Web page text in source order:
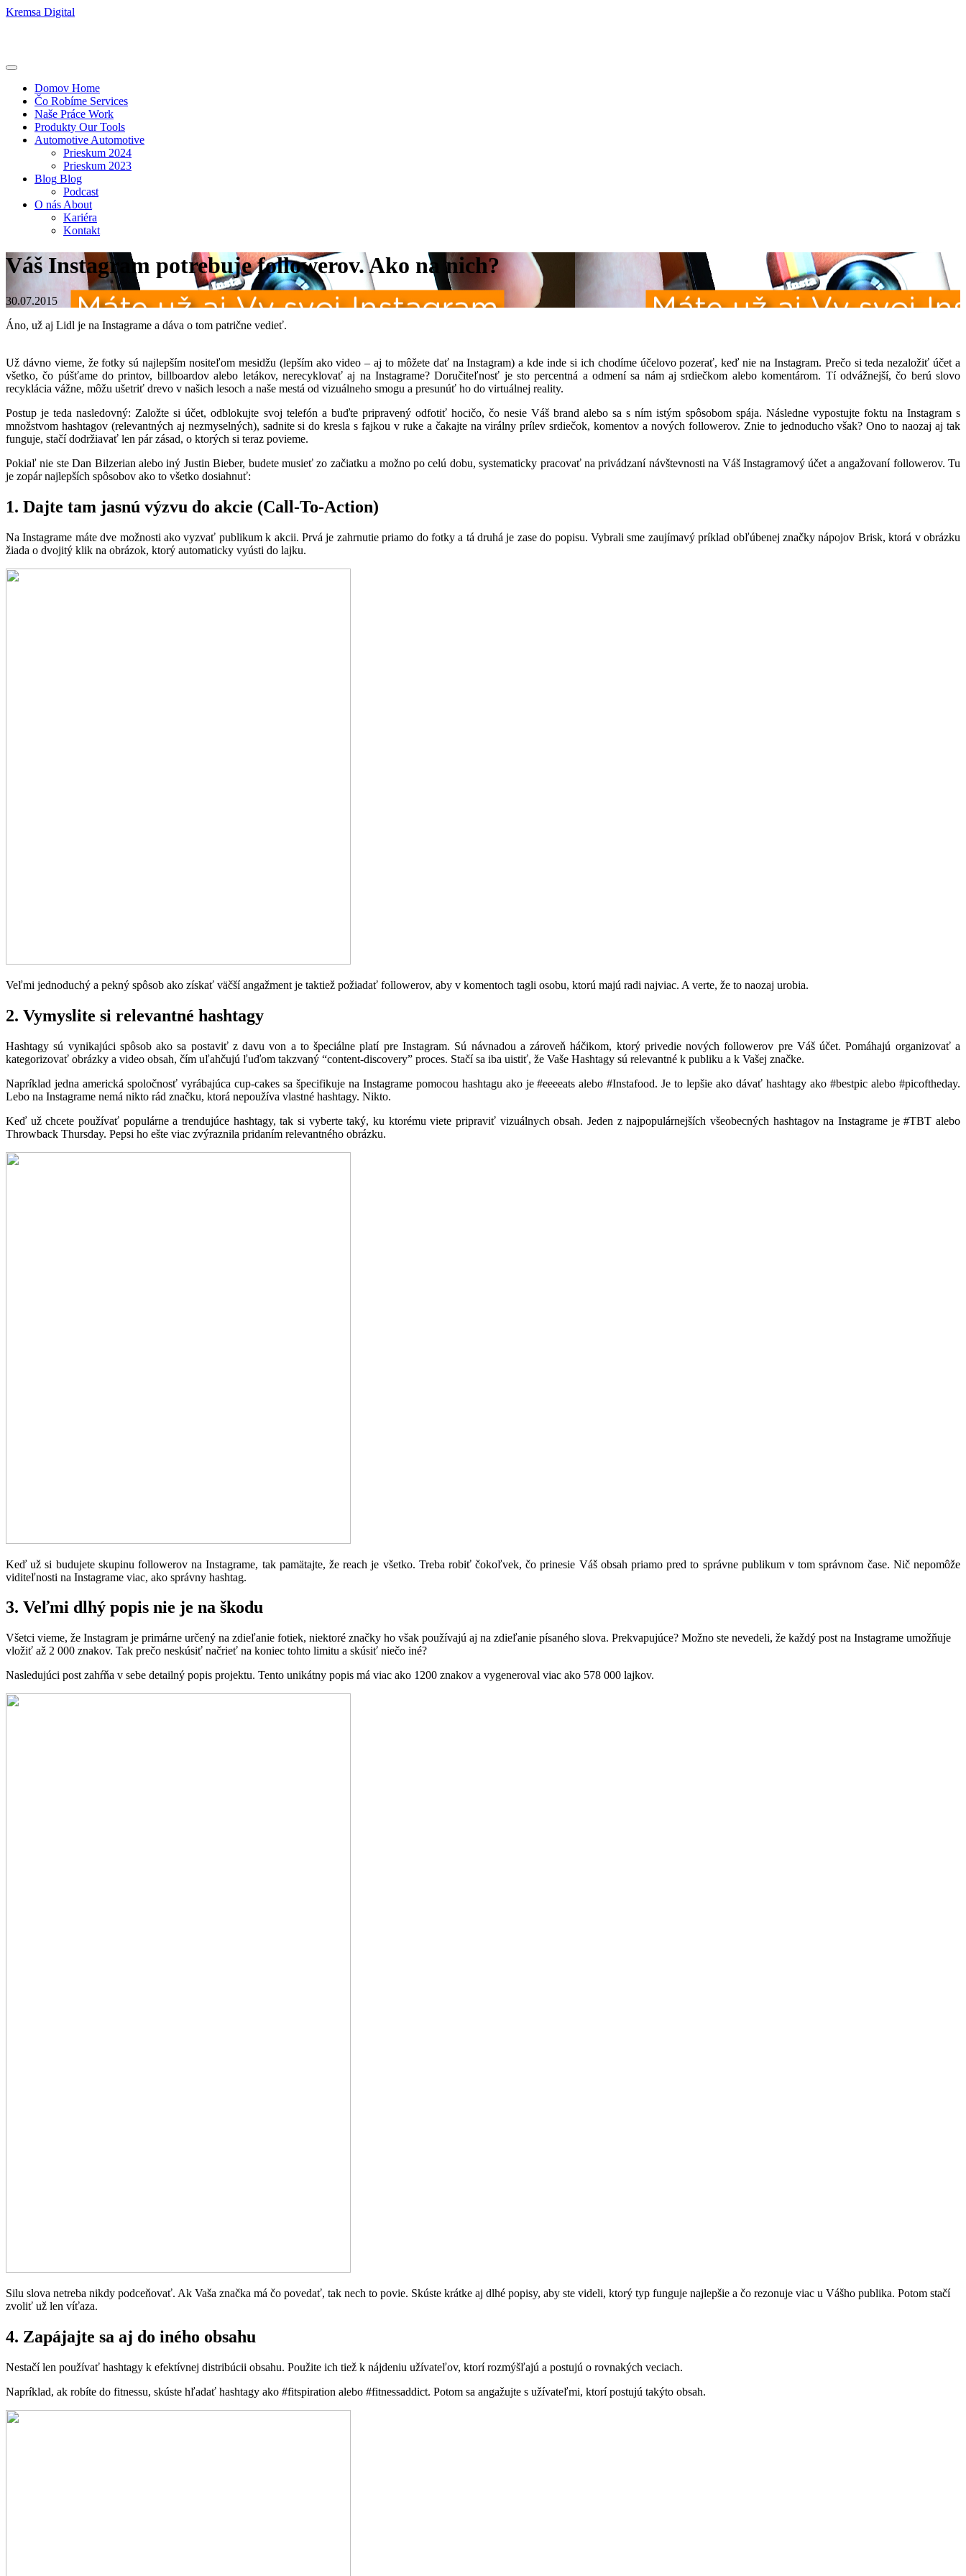
Kremsa Digital
Domov Home
Čo Robíme Services
Naše Práce Work
Produkty Our Tools
Automotive Automotive
Prieskum 2024
Prieskum 2023
Blog Blog
Podcast
O nás About
Kariéra
Kontakt
Váš Instagram potrebuje followerov. Ako na nich?
30.07.2015
Áno, už aj Lidl je na Instagrame a dáva o tom patrične vedieť.
Už dávno vieme, že fotky sú najlepším nositeľom mesidžu (lepším ako video – aj to môžete dať na Instagram) a kde inde si ich chodíme účelovo pozerať, keď nie na Instagram. Prečo si teda nezaložiť účet a
všetko, čo púšťame do printov, billboardov alebo letákov, nerecyklovať aj na Instagrame? Doručiteľnosť je sto percentná a odmení sa nám aj srdiečkom alebo komentárom. Tí odvážnejší, čo berú slovo
recyklácia vážne, môžu ušetriť drevo v našich lesoch a naše mestá od vizuálneho smogu a presunúť ho do virtuálnej reality.
Postup je teda nasledovný: Založte si účet, odblokujte svoj telefón a buďte pripravený odfotiť hocičo, čo nesie Váš brand alebo sa s ním istým spôsobom spája. Následne vypostujte foktu na Instagram s
množstvom hashtagov (relevantných aj nezmyselných), sadnite si do kresla s fajkou v ruke a čakajte na virálny prílev srdiečok, komentov a nových followerov. Znie to jednoducho však? Ono to naozaj aj tak
funguje, stačí dodržiavať len pár zásad, o ktorých si teraz povieme.
Pokiaľ nie ste Dan Bilzerian alebo iný Justin Bieber, budete musieť zo začiatku a možno po celú dobu, systematicky pracovať na privádzaní návštevnosti na Váš Instagramový účet a angažovaní followerov. Tu
je zopár najlepších spôsobov ako to všetko dosiahnuť:
1. Dajte tam jasnú výzvu do akcie (Call-To-Action)
Na Instagrame máte dve možnosti ako vyzvať publikum k akcii. Prvá je zahrnutie priamo do fotky a tá druhá je zase do popisu. Vybrali sme zaujímavý príklad obľúbenej značky nápojov Brisk, ktorá v obrázku
žiada o dvojitý klik na obrázok, ktorý automaticky vyústi do lajku.
Veľmi jednoduchý a pekný spôsob ako získať väčší angažment je taktiež požiadať followerov, aby v komentoch tagli osobu, ktorú majú radi najviac. A verte, že to naozaj urobia.
2. Vymyslite si relevantné hashtagy
Hashtagy sú vynikajúci spôsob ako sa postaviť z davu von a to špeciálne platí pre Instagram. Sú návnadou a zároveň háčikom, ktorý privedie nových followerov pre Váš účet. Pomáhajú organizovať a
kategorizovať obrázky a video obsah, čím uľahčujú ľuďom takzvaný “content-discovery” proces. Stačí sa iba uistiť, že Vaše Hashtagy sú relevantné k publiku a k Vašej značke.
Napríklad jedna americká spoločnosť vyrábajúca cup-cakes sa špecifikuje na Instagrame pomocou hashtagu ako je #eeeeats alebo #Instafood. Je to lepšie ako dávať hashtagy ako #bestpic alebo #picoftheday.
Lebo na Instagrame nemá nikto rád značku, ktorá nepoužíva vlastné hashtagy. Nikto.
Keď už chcete používať populárne a trendujúce hashtagy, tak si vyberte taký, ku ktorému viete pripraviť vizuálnych obsah. Jeden z najpopulárnejších všeobecných hashtagov na Instagrame je #TBT alebo
Throwback Thursday. Pepsi ho ešte viac zvýraznila pridaním relevantného obrázku.
Keď už si budujete skupinu followerov na Instagrame, tak pamätajte, že reach je všetko. Treba robiť čokoľvek, čo prinesie Váš obsah priamo pred to správne publikum v tom správnom čase. Nič nepomôže
viditeľnosti na Instagrame viac, ako správny hashtag.
3. Veľmi dlhý popis nie je na škodu
Všetci vieme, že Instagram je primárne určený na zdieľanie fotiek, niektoré značky ho však používajú aj na zdieľanie písaného slova. Prekvapujúce? Možno ste nevedeli, že každý post na Instagrame umožňuje
vložiť až 2 000 znakov. Tak prečo neskúsiť načrieť na koniec tohto limitu a skúsiť niečo iné?
Nasledujúci post zahŕňa v sebe detailný popis projektu. Tento unikátny popis má viac ako 1200 znakov a vygeneroval viac ako 578 000 lajkov.
Silu slova netreba nikdy podceňovať. Ak Vaša značka má čo povedať, tak nech to povie. Skúste krátke aj dlhé popisy, aby ste videli, ktorý typ funguje najlepšie a čo rezonuje viac u Vášho publika. Potom stačí
zvoliť už len víťaza.
4. Zapájajte sa aj do iného obsahu
Nestačí len používať hashtagy k efektívnej distribúcii obsahu. Použite ich tiež k nájdeniu užívateľov, ktorí rozmýšľajú a postujú o rovnakých veciach.
Napríklad, ak robíte do fitnessu, skúste hľadať hashtagy ako #fitspiration alebo #fitnessaddict. Potom sa angažujte s užívateľmi, ktorí postujú takýto obsah.